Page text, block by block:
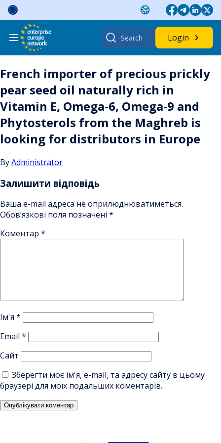
Skip
content
Search
for:
Login
French importer of precious prickly
pear seed oil naturally rich in
Vitamin E, Omega-6, Omega-9 and
Phytosterols from the Maghreb is
looking for distributors in Europe
ByAdministrator
Залишити відповідь
Ваша e-mail адреса не оприлюднюватиметься.
Обов’язкові поля позначені *
Коментар *
Ім'я *
Email *
Сайт
Зберегти моє ім'я, e-mail, та адресу сайту в цьому
браузері для моїх подальших коментарів.